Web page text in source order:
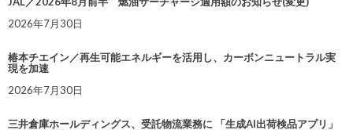
2026年7月30日
椿本チエイン／再生可能エネルギーを活用し、カーボンニュートラル実
現を加速
2026年7月30日
三井倉庫ホールディングス、受託物流業務に 「生成AI出荷検品アプリ」